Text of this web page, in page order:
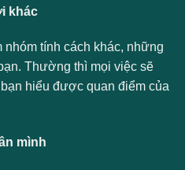
khác
tính cách khác, những
Thường thì mọi việc sẽ
hiểu được quan điểm của
mình